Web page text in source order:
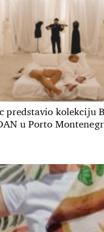
predstavio kolekciju
u Porto